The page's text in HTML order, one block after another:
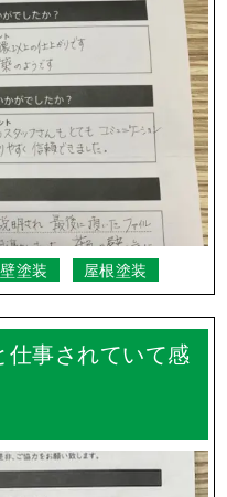
塗装 屋根塗装
事されていて感